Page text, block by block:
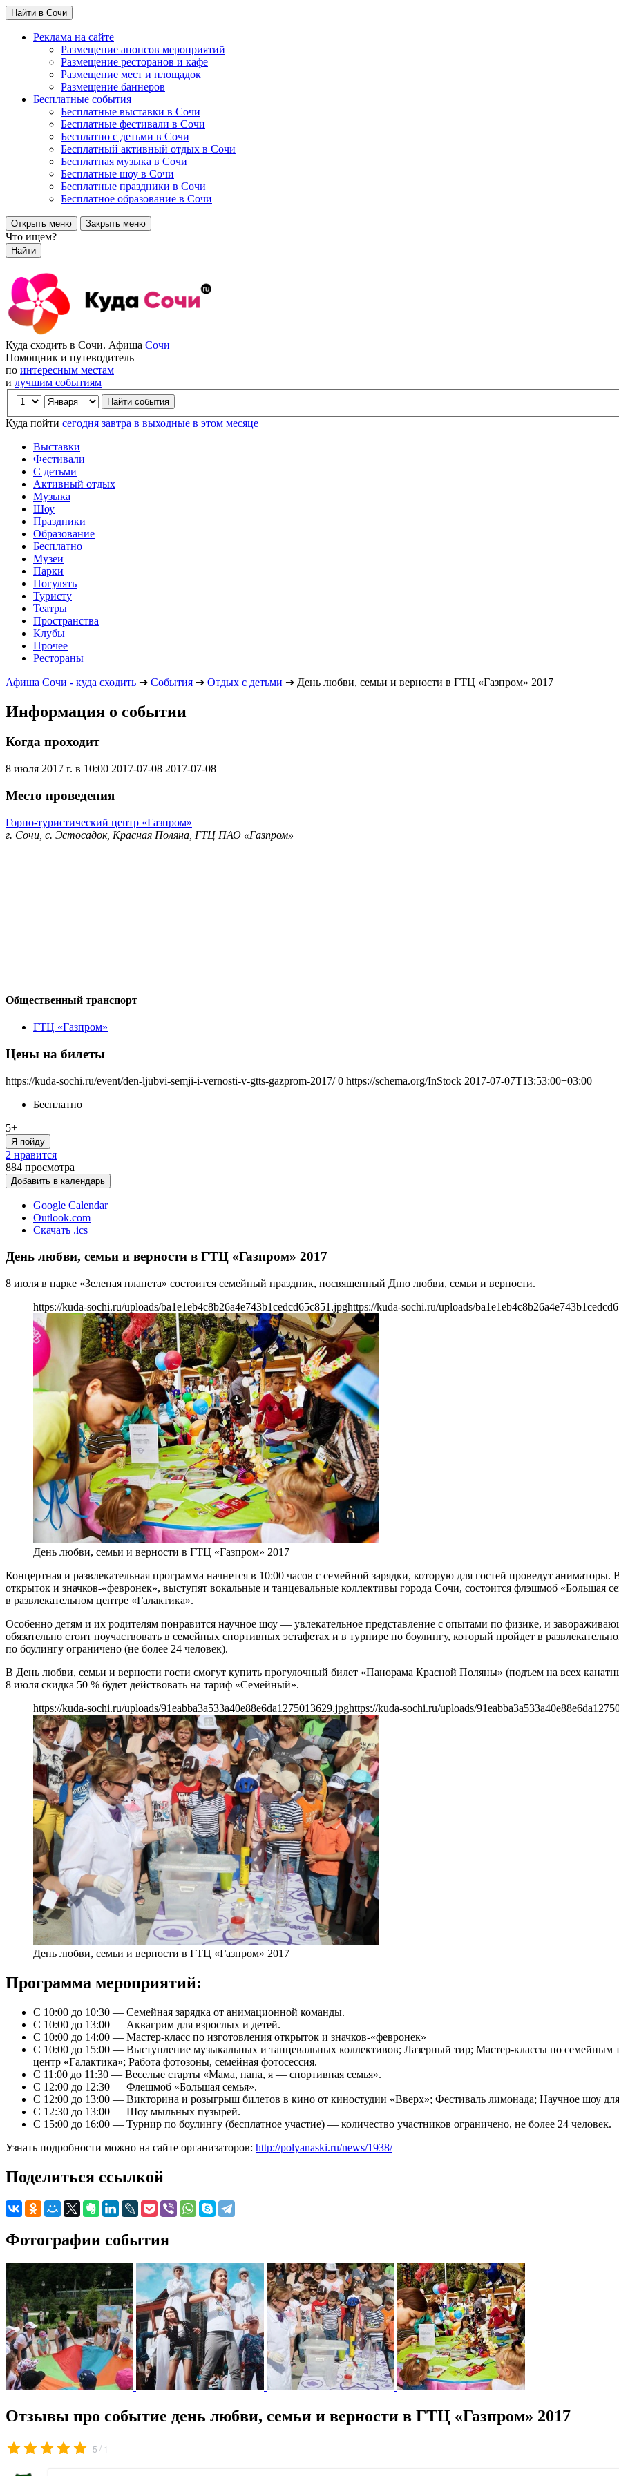
Найти в Сочи
Реклама на сайте
Размещение анонсов мероприятий
Размещение ресторанов и кафе
Размещение мест и площадок
Размещение баннеров
Бесплатные события
Бесплатные выставки в Сочи
Бесплатные фестивали в Сочи
Бесплатно с детьми в Сочи
Бесплатный активный отдых в Сочи
Бесплатная музыка в Сочи
Бесплатные шоу в Сочи
Бесплатные праздники в Сочи
Бесплатное образование в Сочи
Открыть меню Закрыть меню
Что ищем?
Найти
Куда сходить в Сочи. Афиша Сочи
Помощник и путеводитель
по интересным местам
и лучшим событиям
Куда пойти сегодня завтра в выходные в этом месяце
Выставки
Фестивали
С детьми
Активный отдых
Музыка
Шоу
Праздники
Образование
Бесплатно
Музеи
Парки
Погулять
Туристу
Театры
Пространства
Клубы
Прочее
Рестораны
Афиша Сочи - куда сходить ➔ События ➔ Отдых с детьми ➔ День любви, семьи и верности в ГТЦ «Газпром» 2017
Информация о событии
Когда проходит
8 июля 2017 г. в 10:00 2017-07-08 2017-07-08
Место проведения
Горно-туристический центр «Газпром»
г. Сочи, с. Эстосадок, Красная Поляна, ГТЦ ПАО «Газпром»
Общественный транспорт
ГТЦ «Газпром»
Цены на билеты
https://kuda-sochi.ru/event/den-ljubvi-semji-i-vernosti-v-gtts-gazprom-2017/ 0 https://schema.org/InStock 2017-07-07T13:53:00+03:00
Бесплатно
5+
Я пойду
2 нравится
884 просмотра
Добавить в календарь
Google Calendar
Outlook.com
Скачать .ics
День любви, семьи и верности в ГТЦ «Газпром» 2017
8 июля в парке «Зеленая планета» состоится семейный праздник, посвященный Дню любви, семьи и верности.
https://kuda-sochi.ru/uploads/ba1e1eb4c8b26a4e743b1cedcd65c851.jpghttps://kuda-sochi.ru/uploads/
День любви, семьи и верности в ГТЦ «Газпром» 2017
Концертная и развлекательная программа начнется в 10:00 часов с семейной зарядки, которую для гостей проведут
открыток и значков-«февронек», выступят вокальные и танцевальные коллективы города Сочи, состоится флэшмоб «Большая
в развлекательном центре «Галактика».
Особенно детям и их родителям понравится научное шоу — увлекательное представление с опытами по физике, и
обязательно стоит поучаствовать в семейных спортивных эстафетах и в турнире по боулингу, который пройдет в
по боулингу ограничено (не более 24 человек).
В День любви, семьи и верности гости смогут купить прогулочный билет «Панорама Красной Поляны» (подъем на всех
8 июля скидка 50 % будет действовать на тариф «Семейный».
https://kuda-sochi.ru/uploads/91eabba3a533a40e88e6da1275013629.jpghttps://kuda-sochi.ru/uploads/
День любви, семьи и верности в ГТЦ «Газпром» 2017
Программа мероприятий:
С 10:00 до 10:30 — Семейная зарядка от анимационной команды.
С 10:00 до 13:00 — Аквагрим для взрослых и детей.
С 10:00 до 14:00 — Мастер-класс по изготовления открыток и значков-«февронек»
С 10:00 до 15:00 — Выступление музыкальных и танцевальных коллективов; Лазерный тир; Мастер-классы по семейным
центр «Галактика»; Работа фотозоны, семейная фотосессия.
С 11:00 до 11:30 — Веселые старты «Мама, папа, я — спортивная семья».
С 12:00 до 12:30 — Флешмоб «Большая семья».
С 12:00 до 13:00 — Викторина и розыгрыш билетов в кино от киностудии «Вверх»; Фестиваль лимонада; Научное шоу для
С 12:30 до 13:00 — Шоу мыльных пузырей.
С 15:00 до 16:00 — Турнир по боулингу (бесплатное участие) — количество участников ограничено, не более 24 человек.
Узнать подробности можно на сайте организаторов: http://polyanaski.ru/news/1938/
Поделиться ссылкой
Фотографии события
Отзывы про событие день любви, семьи и верности в ГТЦ «Газпром» 2017
5 / 1